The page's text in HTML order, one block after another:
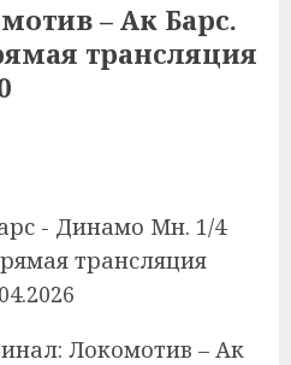
– Ак Барс.
трансляция
Локомотив – Ак